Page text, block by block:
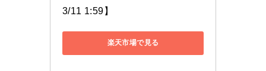
3/11 1:59】
楽天市場で見る